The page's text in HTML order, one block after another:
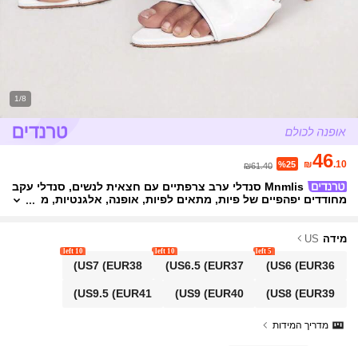
1/8
₪46.10
%25
₪61.40
Mnmlis סנדלי ערב צרפתיים עם חצאית לנשים, סנדלי עקב
מחודדים יפהפיים של פיות, מתאים לפיות, אופנה, אלגנטיות, מ
מידה US
US6 (EUR36)
5 left
US6.5(EUR37)
10 left
US7 (EUR38)
10 left
US8 (EUR39)
US9(EUR40)
US9.5 (EUR41)
מדריך המידות